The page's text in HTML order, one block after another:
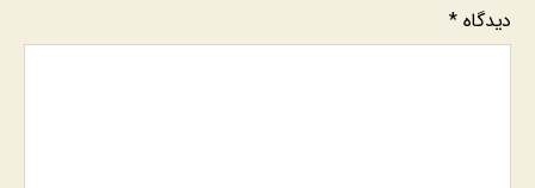
دیدگاه*